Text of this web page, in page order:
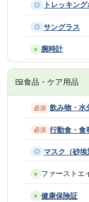
◎ トレッキン
◎ サングラス
○ 腕時計
🍱食品・ケア用品
必須 飲み物・水
必須 行動食・食
◎ マスク（砂埃
○ ファーストエ
○ 健康保険証